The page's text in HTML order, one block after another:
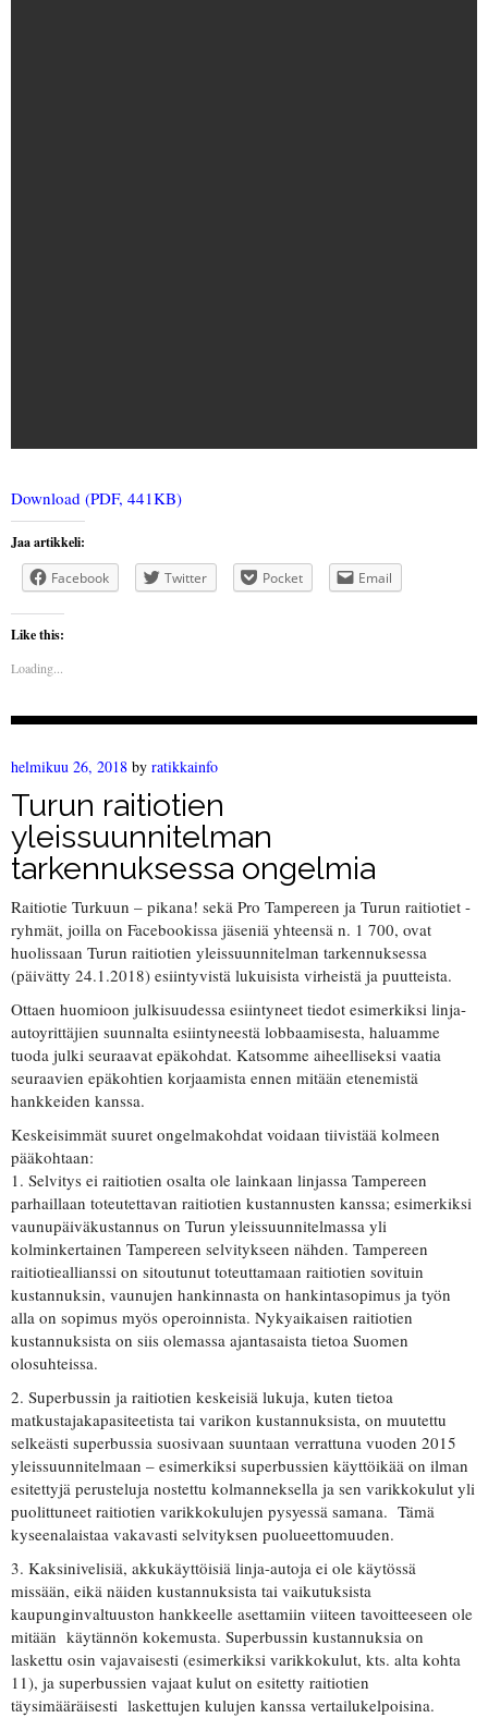
Download (PDF, 441KB)
Jaa artikkeli:
Facebook
Twitter Pocket Email
Like this:
Loading...
helmikuu 26, 2018 by ratikkainfo
Turun raitiotien
yleissuunnitelman
tarkennuksessa ongelmia
Raitiotie Turkuun – pikana! sekä Pro Tampereen ja Turun raitiotiet -
ryhmät, joilla on Facebookissa jäseniä yhteensä n. 1 700, ovat
huolissaan Turun raitiotien yleissuunnitelman tarkennuksessa
(päivätty 24.1.2018) esiintyvistä lukuisista virheistä ja puutteista.
Ottaen huomioon julkisuudessa esiintyneet tiedot esimerkiksi linja-
autoyrittäjien suunnalta esiintyneestä lobbaamisesta, haluamme
tuoda julki seuraavat epäkohdat. Katsomme aiheelliseksi vaatia
seuraavien epäkohtien korjaamista ennen mitään etenemistä
hankkeiden kanssa.
Keskeisimmät suuret ongelmakohdat voidaan tiivistää kolmeen
pääkohtaan:
1. Selvitys ei raitiotien osalta ole lainkaan linjassa Tampereen
parhaillaan toteutettavan raitiotien kustannusten kanssa; esimerkiksi
vaunupäiväkustannus on Turun yleissuunnitelmassa yli
kolminkertainen Tampereen selvitykseen nähden. Tampereen
raitiotieallianssi on sitoutunut toteuttamaan raitiotien sovituin
kustannuksin, vaunujen hankinnasta on hankintasopimus ja työn
alla on sopimus myös operoinnista. Nykyaikaisen raitiotien
kustannuksista on siis olemassa ajantasaista tietoa Suomen
olosuhteissa.
2. Superbussin ja raitiotien keskeisiä lukuja, kuten tietoa
matkustajakapasiteetista tai varikon kustannuksista, on muutettu
selkeästi superbussia suosivaan suuntaan verrattuna vuoden 2015
yleissuunnitelmaan – esimerkiksi superbussien käyttöikää on ilman
esitettyjä perusteluja nostettu kolmanneksella ja sen varikkokulut yli
puolittuneet raitiotien varikkokulujen pysyessä samana. Tämä
kyseenalaistaa vakavasti selvityksen puolueettomuuden.
3. Kaksinivelisiä, akkukäyttöisiä linja-autoja ei ole käytössä
missään, eikä näiden kustannuksista tai vaikutuksista
kaupunginvaltuuston hankkeelle asettamiin viiteen tavoitteeseen ole
mitään käytännön kokemusta. Superbussin kustannuksia on
laskettu osin vajavaisesti (esimerkiksi varikkokulut, kts. alta kohta
11), ja superbussien vajaat kulut on esitetty raitiotien
täysimääräisesti laskettujen kulujen kanssa vertailukelpoisina.